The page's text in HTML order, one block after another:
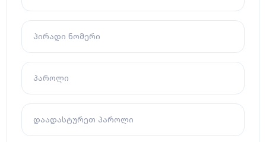
პირადი ნომერი
პაროლი
დაადასტურეთ პაროლი